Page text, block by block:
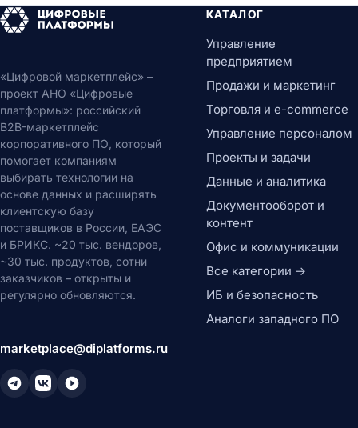
«Цифровой маркетплейс» –
проект АНО «Цифровые
платформы»: российский
B2B-маркетплейс
корпоративного ПО, который
помогает компаниям
выбирать технологии на
основе данных и расширять
клиентскую базу
поставщиков в России, ЕАЭС
и БРИКС. ~20 тыс. вендоров,
~30 тыс. продуктов, сотни
заказчиков – открыты и
регулярно обновляются.
marketplace@diplatforms.ru
КАТАЛОГ
Управление
предприятием
Продажи и маркетинг
Торговля и e-commerce
Управление персоналом
Проекты и задачи
Данные и аналитика
Документооборот и
контент
Офис и коммуникации
Все категории →
ИБ и безопасность
Аналоги западного ПО